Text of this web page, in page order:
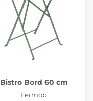
Bistro Bord 60 cm
Fermob